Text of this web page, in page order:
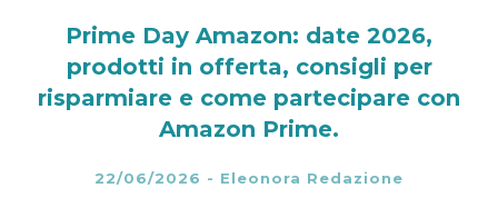
Prime Day Amazon: date 2026,
prodotti in offerta, consigli per
risparmiare e come partecipare con
Amazon Prime.
22/06/2026 - Eleonora Redazione